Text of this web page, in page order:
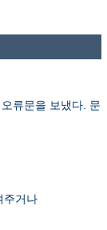
류문을 보냈다. 문
주거나